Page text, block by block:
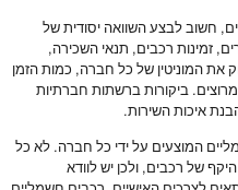
חשוב לבצע השוואה יסודית של
זמינות רכבים, תנאי השכירה,
את המוניטין של כל חברה, כמות הזמן
ביקורות ברשתות חברתיות
איכות השירות.
המוצעים על ידי כל חברה. לא כל
של רכבים, ולכן יש לוודא